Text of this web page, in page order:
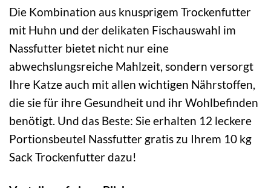
Die Kombination aus knusprigem Trockenfutter
mit Huhn und der delikaten Fischauswahl im
Nassfutter bietet nicht nur eine
abwechslungsreiche Mahlzeit, sondern versorgt
Ihre Katze auch mit allen wichtigen Nährstoffen,
die sie für ihre Gesundheit und ihr Wohlbefinden
benötigt. Und das Beste: Sie erhalten 12 leckere
Portionsbeutel Nassfutter gratis zu Ihrem 10 kg
Sack Trockenfutter dazu!